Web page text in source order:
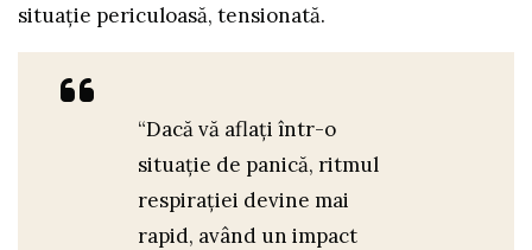
situaţie periculoasă, tensionată.
“Dacă vă aflaţi într-o
situaţie de panică, ritmul
respiraţiei devine mai
rapid, având un impact